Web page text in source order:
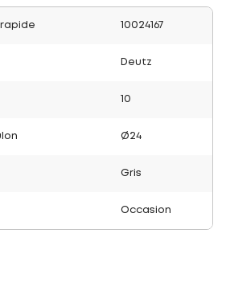
10024167
Deutz
10
Ø24
Gris
Occasion